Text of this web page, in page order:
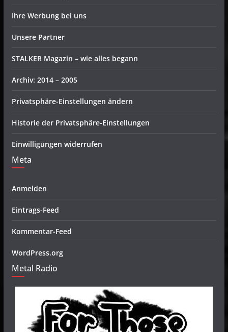
Ihre Werbung bei uns
Unsere Partner
STALKER Magazin – wie alles begann
Archiv: 2014 – 2005
Privatsphäre-Einstellungen ändern
Historie der Privatsphäre-Einstellungen
Einwilligungen widerrufen
Meta
Anmelden
Eintrags-Feed
Kommentar-Feed
WordPress.org
Metal Radio